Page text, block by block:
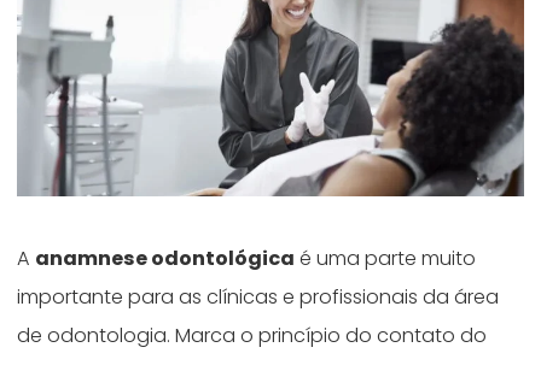
A anamnese odontológica é uma parte muito
importante para as clínicas e profissionais da área
de odontologia. Marca o princípio do contato do